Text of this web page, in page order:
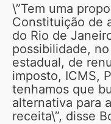
\”Tem uma
Constituição de
do Rio de
possibilidade,
estadual, de
imposto, ICMS,
tenhamos que
alternativa para
receita\”, disse